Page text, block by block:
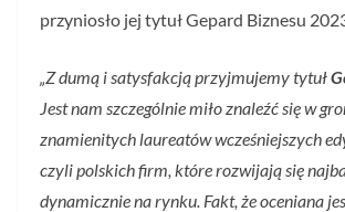
przyniosło jej tytuł Gepard Biznesu
„Z dumą i satysfakcją przyjmujemy tytuł
Jest nam szczególnie miło znaleźć się w
znamienitych laureatów wcześniejszych
czyli polskich firm, które rozwijają się
dynamicznie na rynku. Fakt, że oceniana